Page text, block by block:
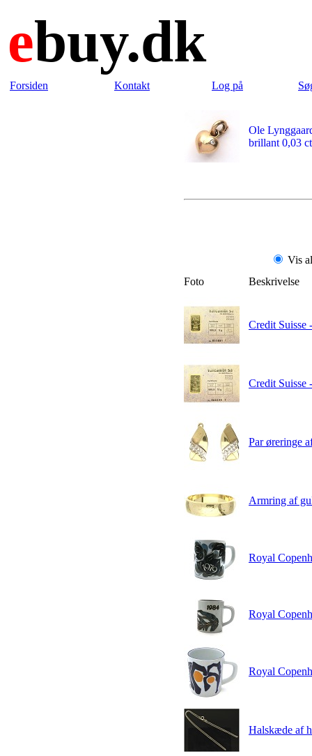
ebuy.dk
Forsiden Kontakt Log på
Ole
brillant 0,03
Vis
Foto
Beskrivelse
Credit Suisse
Credit Suisse
Par øreringe
Armring af
Royal
Royal
Royal
Halskæde af